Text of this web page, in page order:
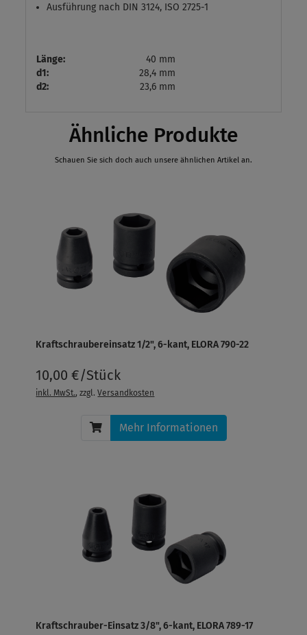
Ausführung nach DIN 3124, ISO 2725-1
Länge:
40 mm
d1:
28,4 mm
d2:
23,6 mm
Ähnliche Produkte
Schauen Sie sich doch auch unsere ähnlichen Artikel an.
Kraftschraubereinsatz 1/2", 6-kant, ELORA 790-22
10,00 €/Stück
inkl. MwSt., zzgl.Versandkosten
Mehr Informationen
Kraftschrauber-Einsatz 3/8", 6-kant, ELORA 789-17